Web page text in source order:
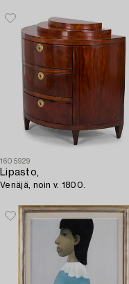
1605929
Lipasto,
Venäjä, noin v. 1800.